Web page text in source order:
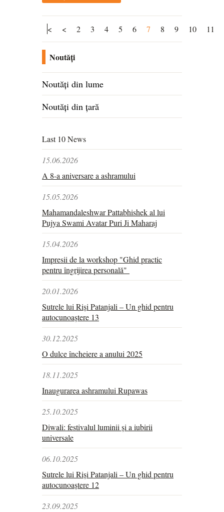
< < 2 3 4 5 6 7 8 9 10 11
Noutăți
Noutăți din lume
Noutăți din țară
Last 10 News
15.06.2026
A 8-a aniversare a ashramului
15.05.2026
Mahamandaleshwar Pattabhishek al lui
Pujya Swami Avatar Puri Ji Maharaj
15.04.2026
Impresii de la workshop "Ghid practic
pentru îngrijirea personală"
20.01.2026
Sutrele lui Riși Patanjali – Un ghid pentru
autocunoaștere 13
30.12.2025
O dulce încheiere a anului 2025
18.11.2025
Inaugurarea ashramului Rupawas
25.10.2025
Diwali: festivalul luminii și a iubirii
universale
06.10.2025
Sutrele lui Riși Patanjali – Un ghid pentru
autocunoaștere 12
23.09.2025